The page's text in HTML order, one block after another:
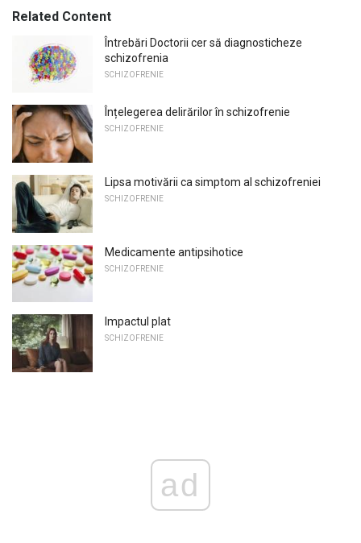
Related Content
Întrebări Doctorii cer să diagnosticheze
schizofrenia
SCHIZOFRENIE
Înțelegerea delirărilor în schizofrenie
SCHIZOFRENIE
Lipsa motivării ca simptom al schizofreniei
SCHIZOFRENIE
Medicamente antipsihotice
SCHIZOFRENIE
Impactul plat
SCHIZOFRENIE
ad